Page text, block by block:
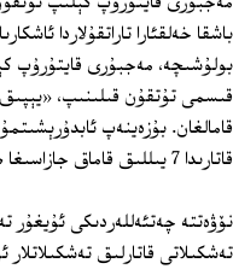
باشقا خەلقئارا تاراتقۇلاردا
بولۇشىچە، مەجبۇرى قايتۇرۇپ
قىسمى تۇتقۇن قىلىنىپ،
قامالغان. بۇزەينەپ
قاتارىدا 7 يىللىق قاماق جازاسىغا ھۆكۈم قىلىنغان.
نۆۋەتتە چەتئەللەردىكى ئۇيغۇر
تەشكىلاتى قاتارلىق تەشكىلاتلار